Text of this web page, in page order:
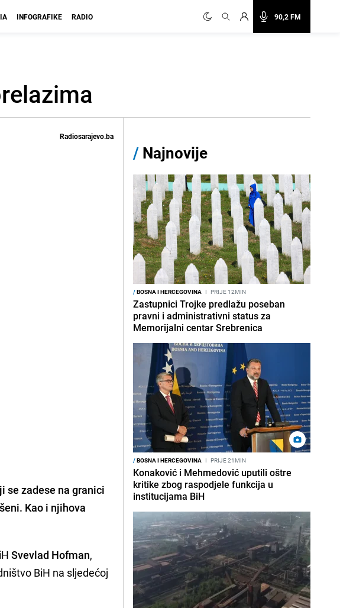
90,2 FM
INFOGRAFIKE RADIO
Radiosarajevo.ba
se zadese na granici
. Kao i njihova
Svevlad Hofman,
BiH na sljedećoj
/ Najnovije
/BOSNA I HERCEGOVINA I PRIJE 12MIN
Zastupnici Trojke predlažu poseban
pravni i administrativni status za
Memorijalni centar Srebrenica
/BOSNA I HERCEGOVINA I PRIJE 21MIN
Konaković i Mehmedović uputili oštre
kritike zbog raspodjele funkcija u
institucijama BiH